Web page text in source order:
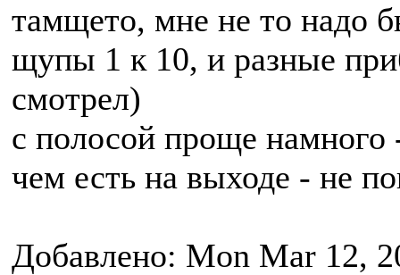
тамщето, мне не то надо
щупы 1 к 10, и разные
смотрел)
с полосой проще
чем есть на выходе - не
Добавлено: Mon Mar 12,